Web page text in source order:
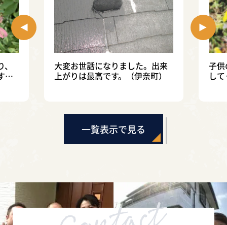
。
大変お世話になりました。出来
上がりは最高です。（伊奈町）
子
し
一覧表示で見る